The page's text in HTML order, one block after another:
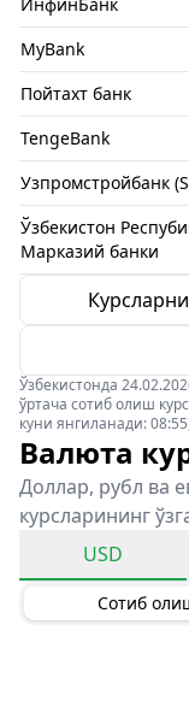
MyBank
Пойтахт банк
TengeBank
Узпромстройбанк
Ўзбекистон
Марказий банки
Ўзбекистонда
ўртача сотиб олиш
куни янгиланади:
Валюта
Доллар, рубл ва
курсларининг
USD
Сотиб